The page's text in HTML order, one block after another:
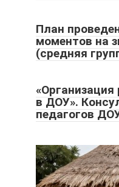
План
моментов на
(средняя
в ДОУ».
педагогов